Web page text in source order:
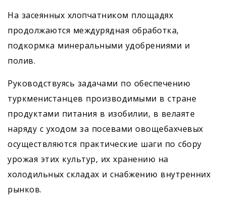
На засеянных хлопчатником площадях
продолжаются междурядная обработка,
подкормка минеральными удобрениями и
полив.
Руководствуясь задачами по обес­печению
туркменистанцев производимыми в стране
продуктами питания в изобилии, в велаяте
наряду с уходом за посевами овощебахчевых
осуществляются практические шаги по сбору
урожая этих культур, их хранению на
холодильных складах и снабжению внутренних
рынков.